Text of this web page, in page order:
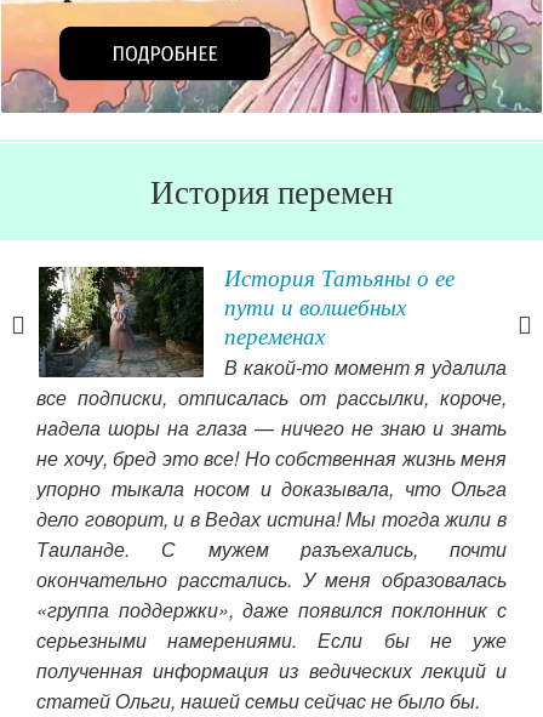
История перемен
История Татьяны о ее
пути и волшебных
переменах
В какой-то момент я удалила
все подписки, отписалась от рассылки, короче,
надела шоры на глаза — ничего не знаю и знать
не хочу, бред это все! Но собственная жизнь меня
упорно тыкала носом и доказывала, что Ольга
дело говорит, и в Ведах истина! Мы тогда жили в
Таиланде. С мужем разъехались, почти
окончательно расстались. У меня образовалась
«группа поддержки», даже появился поклонник с
серьезными намерениями. Если бы не уже
полученная информация из ведических лекций и
статей Ольги, нашей семьи сейчас не было бы.